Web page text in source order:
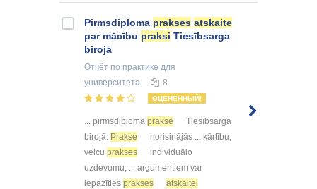
Pirmsdiploma prakses atskaite
par mācību praksi Tiesībsarga
birojā
Отчёт по практике для
университета
8
ОЦЕНЕННЫЙ!
... pirmsdiploma praksē
Tiesībsarga
birojā. Prakse
norisinājās ... kārtību;
veicu prakses
individuālo
uzdevumu, ... argumentiem var
iepazīties prakses
atskaitei